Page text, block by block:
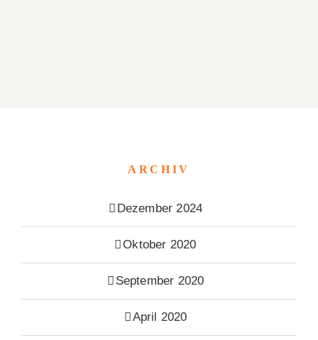
ARCHIV
Dezember 2024
Oktober 2020
September 2020
April 2020